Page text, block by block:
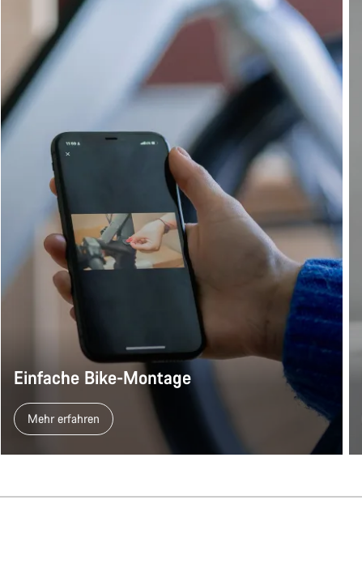
Einfache Bike-Montage
Mehr erfahren